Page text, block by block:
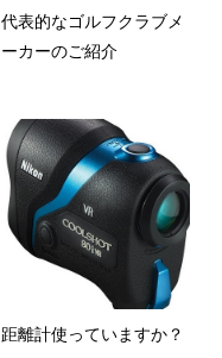
代表的なゴルフクラブメ
ーカーのご紹介
距離計使っていますか？